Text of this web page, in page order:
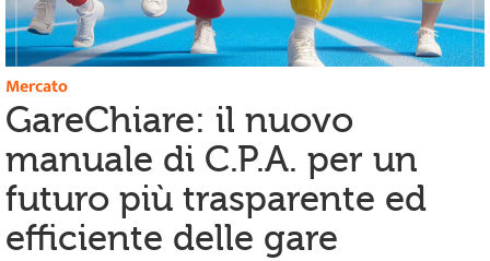
Mercato
GareChiare: il nuovo
manuale di C.P.A. per un
futuro più trasparente ed
efficiente delle gare